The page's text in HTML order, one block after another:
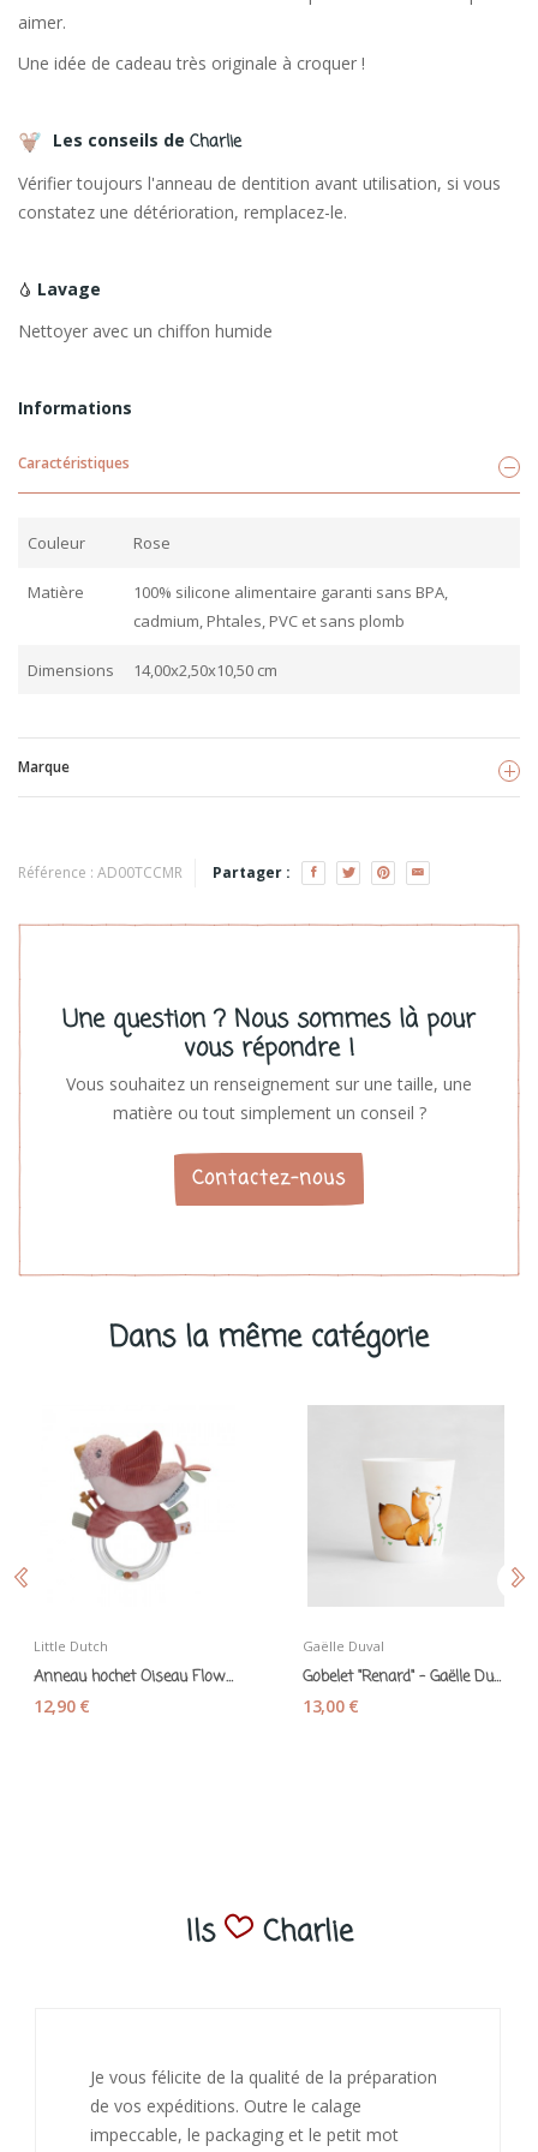
aimer.
Une idée de cadeau très originale à croquer !
Les conseils de Charlie
Vérifier toujours l'anneau de dentition avant utilisation, si vous
constatez une détérioration, remplacez-le.
Lavage
Nettoyer avec un chiffon humide
Informations
Caractéristiques
Couleur Rose
Matière
100% silicone alimentaire garanti sans BPA,
cadmium, Phtales, PVC et sans plomb
Dimensions 14,00x2,50x10,50 cm
Marque
Voir les produits
Référence : AD00TCCMR Partager :
Une question ? Nous sommes là pour
vous répondre !
Vous souhaitez un renseignement sur une taille, une
matière ou tout simplement un conseil ?
Contactez-nous
Dans la même catégorie
Little Dutch
Anneau hochet Oiseau Flowers & Butterflies -...
12,90 €
Gaëlle Duval
Gobelet "Renard" - Gaëlle Duval
13,00 €
Ils Charlie
J’ai adoré ouvrir ce paquet votre message est
bienveillant et fait plaisir. Je ne manquerai pas
de recommandé chez vous. Bonne